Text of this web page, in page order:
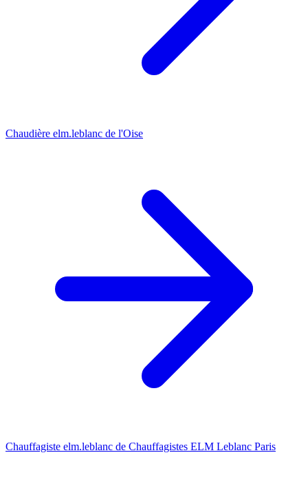
Chaudière elm.leblanc de l'Oise
Chauffagiste elm.leblanc de Chauffagistes ELM Leblanc Paris